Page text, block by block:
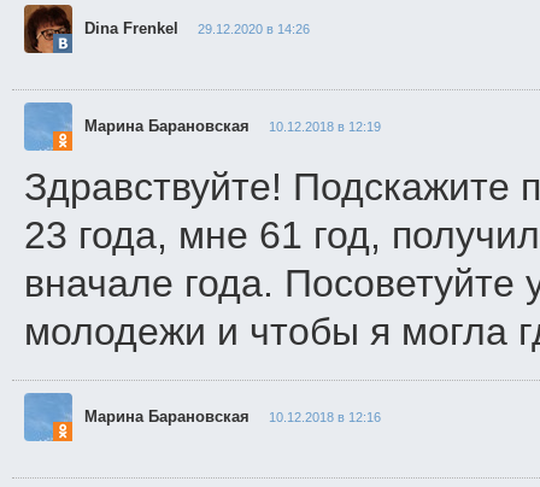
Dina Frenkel 29.12.2020 в 14:26
Марина Барановская 10.12.2018 в 12:19
Здравствуйте!
23 года, мне 61 год,
вначале года.
молодежи и чтобы я могла
Марина Барановская 10.12.2018 в 12:16